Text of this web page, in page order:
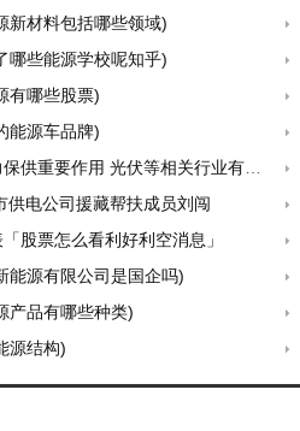
新材料包括哪些领域)
哪些能源学校呢知乎)
有哪些股票)
能源车品牌)
要作用 光伏等相关行业有望持续景气
供电公司援藏帮扶成员刘闯
股票怎么看利好利空消息」
能源有限公司是国企吗)
产品有哪些种类)
源结构)